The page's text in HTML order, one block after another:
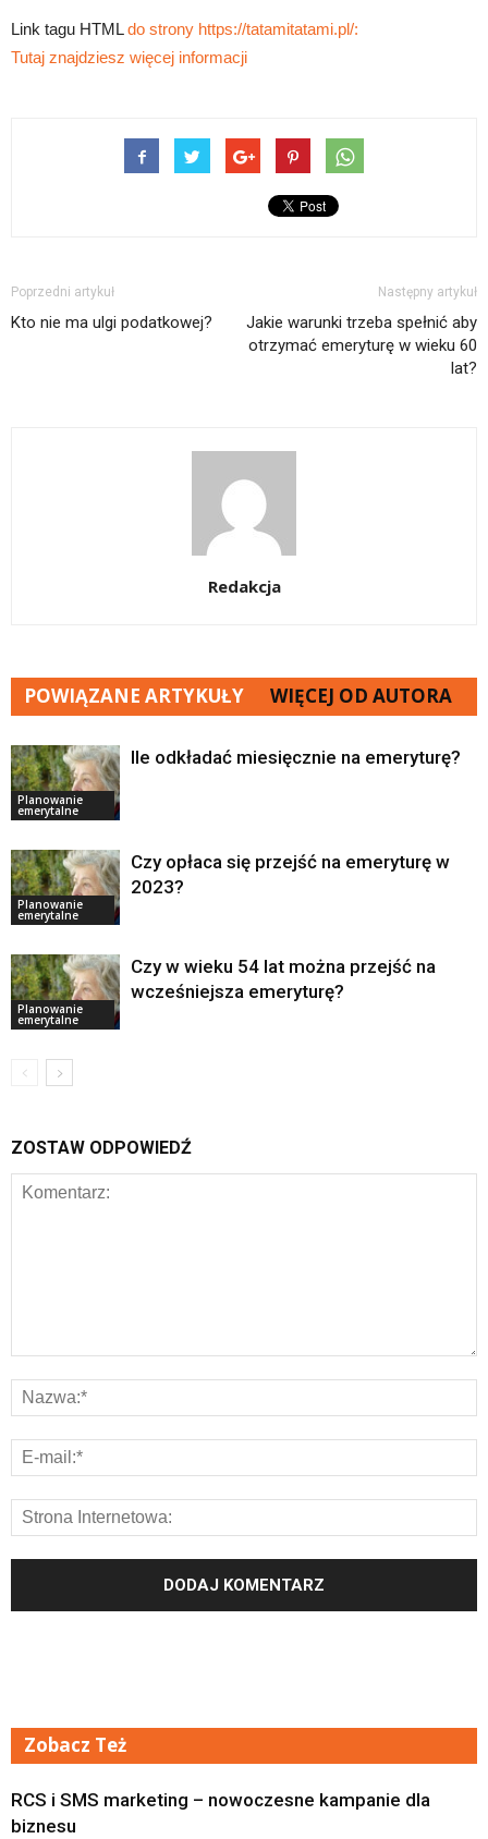
Link tagu HTMLdo strony https://tatamitatami.pl/:
Tutaj znajdziesz więcej informacji
Poprzedni artykuł
Kto nie ma ulgi podatkowej?
Następny artykuł
Jakie warunki trzeba spełnić aby
otrzymać emeryturę w wieku 60
lat?
Redakcja
POWIĄZANE ARTYKUŁY WIĘCEJ OD AUTORA
Planowanie
emerytalne
Ile odkładać miesięcznie na emeryturę?
Planowanie
emerytalne
Czy opłaca się przejść na emeryturę w
2023?
Planowanie
emerytalne
Czy w wieku 54 lat można przejść na
wcześniejsza emeryturę?
ZOSTAW ODPOWIEDŹ
Zobacz Też
RCS i SMS marketing – nowoczesne kampanie dla
biznesu